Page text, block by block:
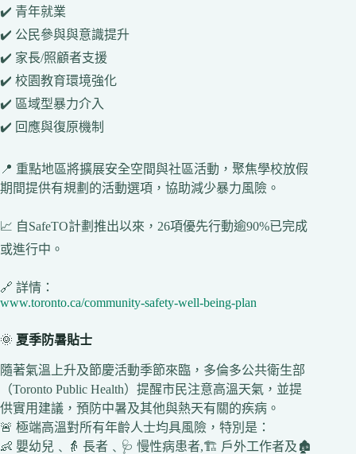
✔️ 青年就業
✔️ 公民參與與意識提升
✔️ 家長/照顧者支援
✔️ 校園教育環境強化
✔️ 區域型暴力介入
✔️ 回應與復原機制
📍 重點地區將擴展安全空間與社區活動，聚焦學校放假
期間提供有規劃的活動選項，協助減少暴力風險。
📈 自SafeTO計劃推出以來，26項優先行動逾90%已完成
或進行中。
🔗 詳情：
www.toronto.ca/community-safety-well-being-plan
🌞 夏季防暑貼士
隨著氣溫上升及節慶活動季節來臨，多倫多公共衛生部
（Toronto Public Health）提醒市民注意高溫天氣，並提
供實用建議，預防中暑及其他與熱天有關的疾病。
🚨 極端高溫對所有年齡人士均具風險，特別是：
👶 嬰幼兒﹑👵 長者﹑🩺 慢性病患者,🏗️ 戶外工作者及🏚️